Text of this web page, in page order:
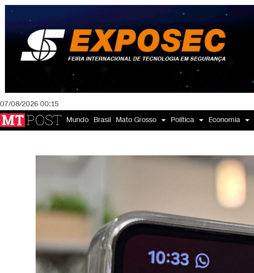
07/08/2026 00:15
Mundo Brasil Mato Grosso Política Economia